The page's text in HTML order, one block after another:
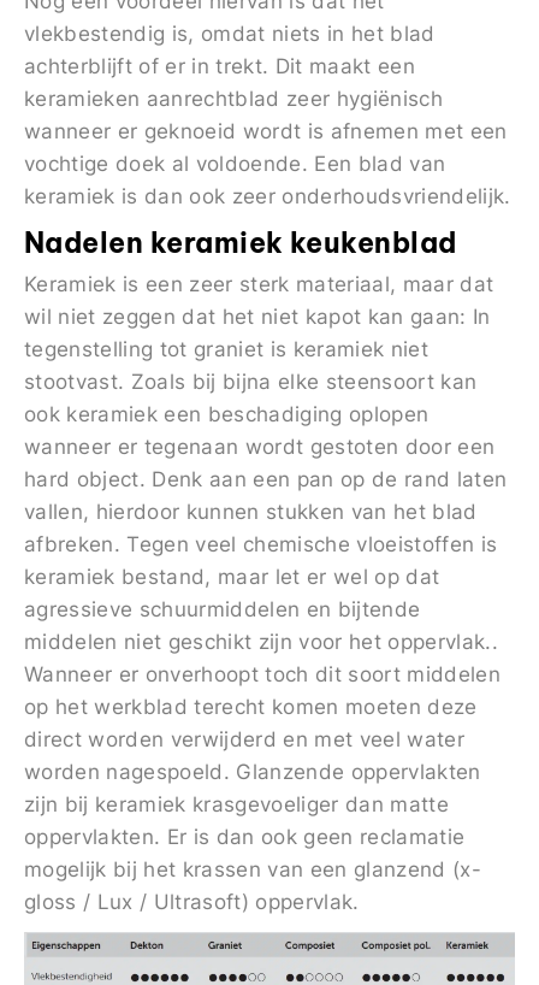
vlekbestendig is, omdat niets in het blad
achterblijft of er in trekt. Dit maakt een
keramieken aanrechtblad zeer hygiënisch
wanneer er geknoeid wordt is afnemen met een
vochtige doek al voldoende. Een blad van
keramiek is dan ook zeer onderhoudsvriendelijk.
Nadelen keramiek keukenblad
Keramiek is een zeer sterk materiaal, maar dat
wil niet zeggen dat het niet kapot kan gaan: In
tegenstelling tot graniet is keramiek niet
stootvast. Zoals bij bijna elke steensoort kan
ook keramiek een beschadiging oplopen
wanneer er tegenaan wordt gestoten door een
hard object. Denk aan een pan op de rand laten
vallen, hierdoor kunnen stukken van het blad
afbreken. Tegen veel chemische vloeistoffen is
keramiek bestand, maar let er wel op dat
agressieve schuurmiddelen en bijtende
middelen niet geschikt zijn voor het oppervlak..
Wanneer er onverhoopt toch dit soort middelen
op het werkblad terecht komen moeten deze
direct worden verwijderd en met veel water
worden nagespoeld. Glanzende oppervlakten
zijn bij keramiek krasgevoeliger dan matte
oppervlakten. Er is dan ook geen reclamatie
mogelijk bij het krassen van een glanzend (x-
gloss / Lux / Ultrasoft) oppervlak.